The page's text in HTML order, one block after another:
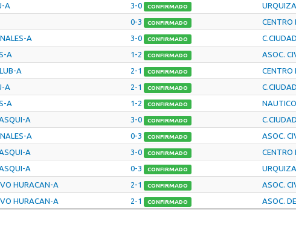
A 3-0 CONFIRMADO
0-3 CONFIRMADO CENTRO
A 3-0 CONFIRMADO
A 1-2 CONFIRMADO ASOC.
A 2-1 CONFIRMADO CENTRO
A 2-1 CONFIRMADO
A 1-2 CONFIRMADO
A 3-0 CONFIRMADO
A 0-3 CONFIRMADO ASOC.
A 3-0 CONFIRMADO CENTRO
A 0-3 CONFIRMADO
HURACAN-A 2-1 CONFIRMADO ASOC.
HURACAN-A 2-1 CONFIRMADO ASOC.